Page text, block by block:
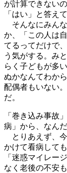
が計算できない
「はい」と答え
そんなにみんな
か、「この人は
てるってだけで
う気がする。み
らく子どもが多
ぬかなんてわか
配偶者もいない
だ。
「巻き込み事故
病」から、なん
とりあえず、
かけて看病して
「迷惑マイレー
なく老後の不安